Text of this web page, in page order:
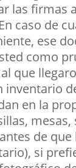
las firmas
caso de
ese
como
que
inventario
en la
mesas,
de que
si